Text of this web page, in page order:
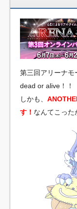
第三回アリーナモ
dead or alive！！
しかも、
す！ なんてこった